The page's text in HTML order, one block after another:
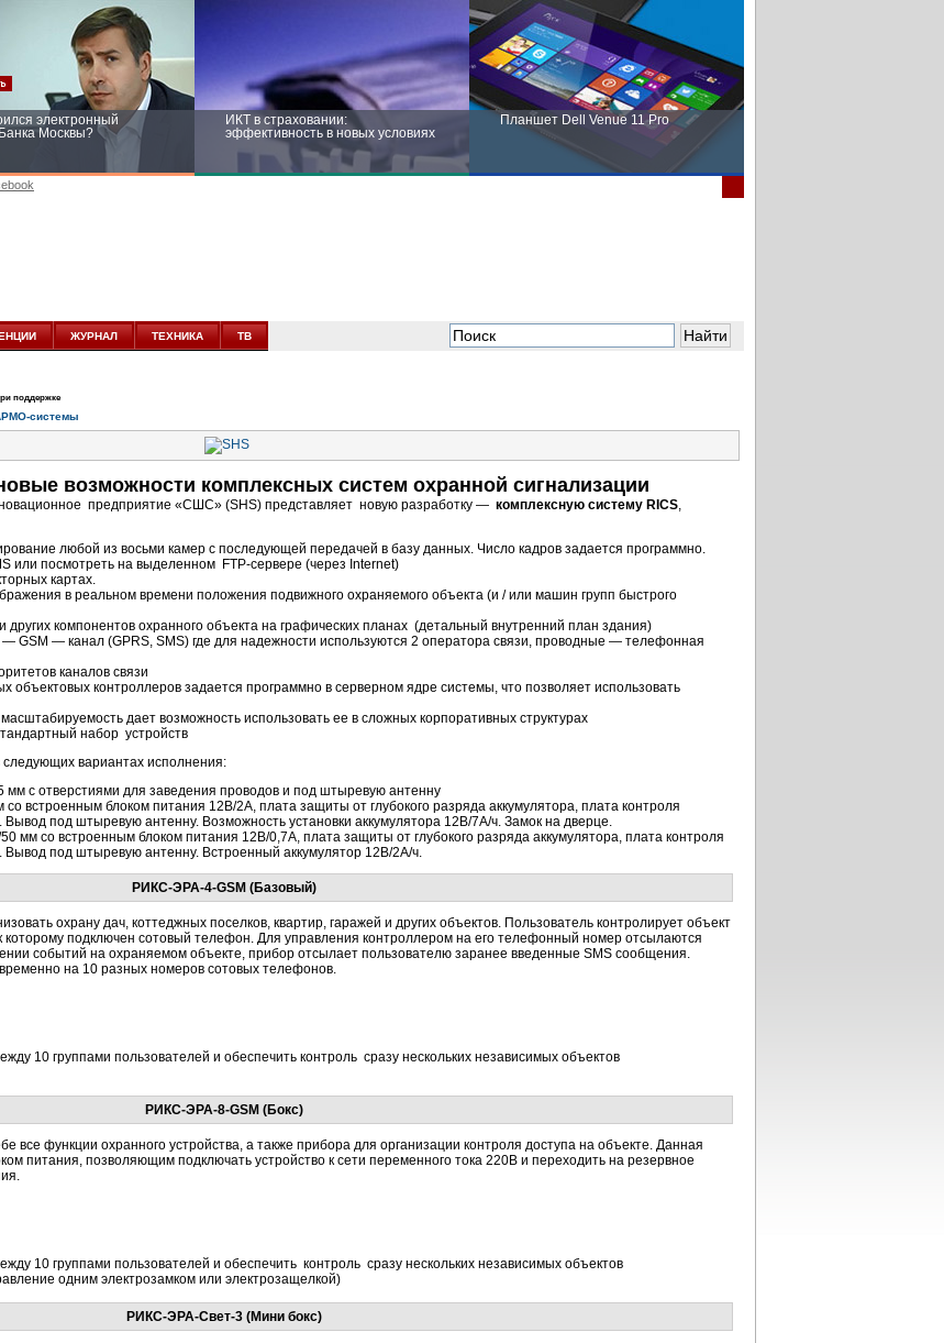
электронный
Москвы?
ИКТ в страховании:
эффективность в новых условиях
Планшет Dell Venue 11 Pro
новых условиях
ЖУРНАЛ ТЕХНИКА ТВ
поддержке
возможности комплексных систем охранной сигнализации
предприятие «СШС» (SHS) представляет новую разработку — комплексную систему RICS,
любой из восьми камер с последующей передачей в базу данных. Число кадров задается программно.
или посмотреть на выделенном FTP-сервере (через Internet)
картах.
в реальном времени положения подвижного охраняемого объекта (и / или машин групп быстрого
компонентов охранного объекта на графических планах (детальный внутренний план здания)
GSM — канал (GPRS, SMS) где для надежности используются 2 оператора связи, проводные — телефонная
каналов связи
контроллеров задается программно в серверном ядре системы, что позволяет использовать
дает возможность использовать ее в сложных корпоративных структурах
набор устройств
вариантах исполнения:
мм с отверстиями для заведения проводов и под штыревую антенну
встроенным блоком питания 12В/2А, плата защиты от глубокого разряда аккумулятора, плата контроля
под штыревую антенну. Возможность установки аккумулятора 12В/7А/ч. Замок на дверце.
мм со встроенным блоком питания 12В/0,7А, плата защиты от глубокого разряда аккумулятора, плата контроля
под штыревую антенну. Встроенный аккумулятор 12В/2А/ч.
РИКС-ЭРА-4-GSM (Базовый)
охрану дач, коттеджных поселков, квартир, гаражей и других объектов. Пользователь контролирует объект
которому подключен сотовый телефон. Для управления контроллером на его телефонный номер отсылаются
событий на охраняемом объекте, прибор отсылает пользователю заранее введенные SMS сообщения.
на 10 разных номеров сотовых телефонов.
10 группами пользователей и обеспечить контроль сразу нескольких независимых объектов
РИКС-ЭРА-8-GSM (Бокс)
все функции охранного устройства, а также прибора для организации контроля доступа на объекте. Данная
питания, позволяющим подключать устройство к сети переменного тока 220В и переходить на резервное
10 группами пользователей и обеспечить контроль сразу нескольких независимых объектов
одним электрозамком или электрозащелкой)
РИКС-ЭРА-Свет-3 (Мини бокс)